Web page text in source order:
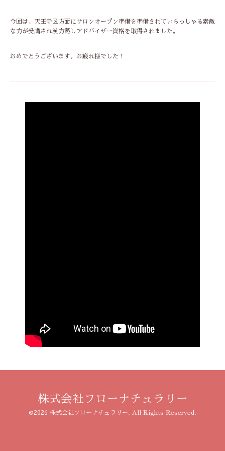
今回は、天王寺区方面にサロンオープン準備を準備されていらっしゃる素敵
な方が受講され漢方蒸しアドバイザー資格を取得されました。
おめでとうございます。お疲れ様でした！
株式会社フローナチュラリー
©2026 株式会社フローナチュラリー. All Rights Reserved.